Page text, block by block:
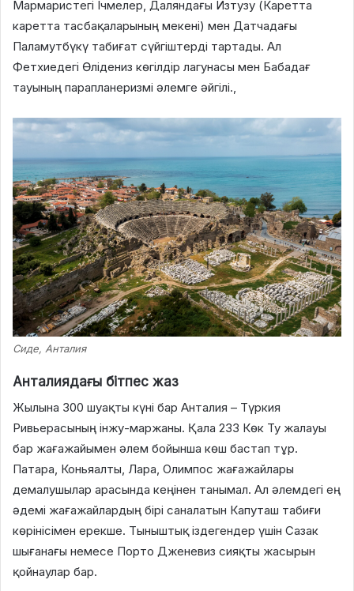
Мармаристегі Ічмелер, Даляндағы Изтузу (Каретта
каретта тасбақаларының мекені) мен Датчадағы
Паламутбүкү табиғат сүйгіштерді тартады. Ал
Фетхиедегі Өлідениз көгілдір лагунасы мен Бабадағ
тауының парапланеризмі әлемге әйгілі.,
Сиде, Анталия
Анталиядағы бітпес жаз
Жылына 300 шуақты күні бар Анталия – Түркия
Ривьерасының інжу-маржаны. Қала 233 Көк Ту жалауы
бар жағажайымен әлем бойынша көш бастап тұр.
Патара, Коньяалты, Лара, Олимпос жағажайлары
демалушылар арасында кеңінен танымал. Ал әлемдегі ең
әдемі жағажайлардың бірі саналатын Капуташ табиғи
көрінісімен ерекше. Тыныштық іздегендер үшін Сазак
шығанағы немесе Порто Дженевиз сияқты жасырын
қойнаулар бар.